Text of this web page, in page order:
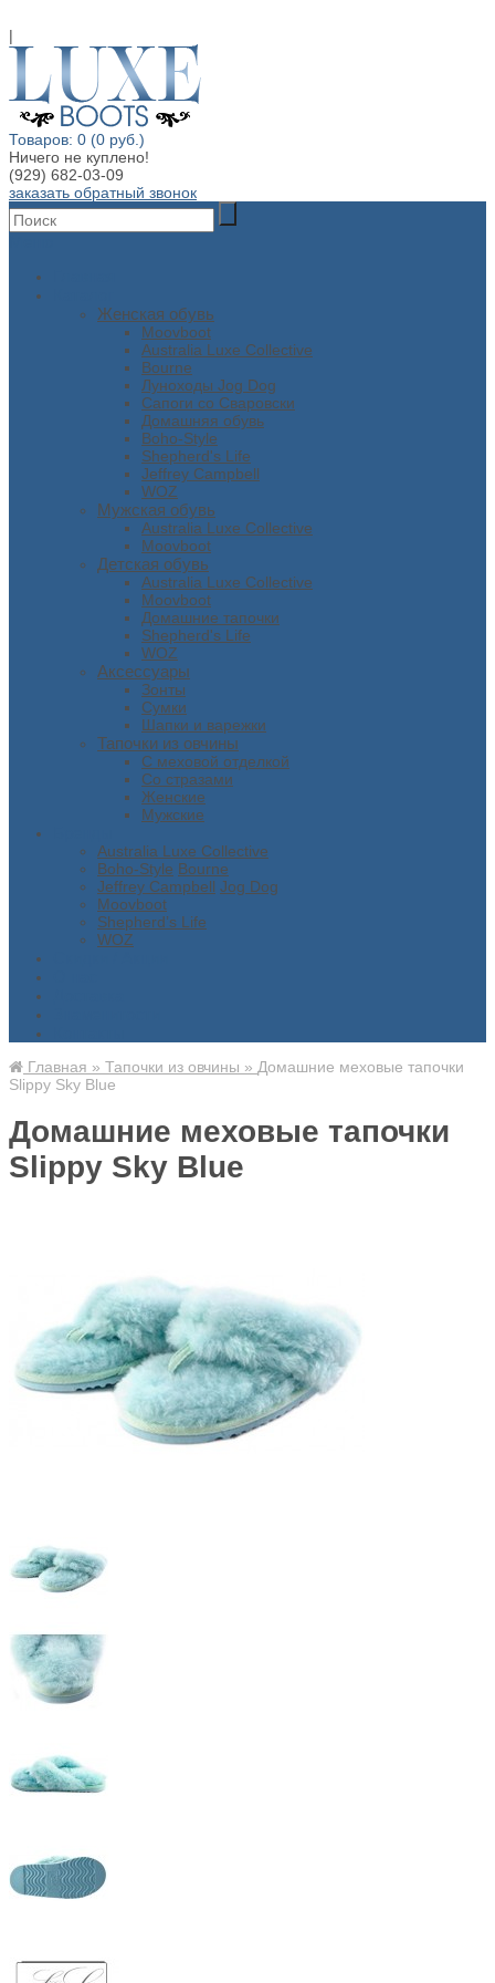
|
Товаров: 0 (0 руб.)
Ничего не куплено!
(929) 682-03-09
заказать обратный звонок
Женская обувь
Moovboot
Australia Luxe Collective
Bourne
Луноходы Jog Dog
Сапоги со Сваровски
Домашняя обувь
Boho-Style
Shepherd's Life
Jeffrey Campbell
WOZ
Мужская обувь
Australia Luxe Collective
Moovboot
Детская обувь
Australia Luxe Collective
Moovboot
Домашние тапочки
Shepherd's Life
WOZ
Аксессуары
Зонты
Сумки
Шапки и варежки
Тапочки из овчины
С меховой отделкой
Со стразами
Женские
Мужские
Australia Luxe Collective
Boho-Style Bourne
Jeffrey Campbell Jog Dog
Moovboot
Shepherd’s Life
WOZ
Главная » Тапочки из овчины » Домашние меховые тапочки
Slippy Sky Blue
Домашние меховые тапочки
Slippy Sky Blue